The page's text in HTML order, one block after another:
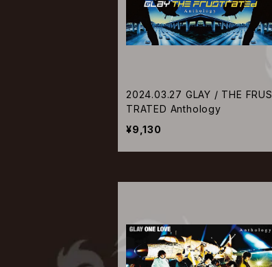
2024.03.27 GLAY / THE FRUS
TRATED Anthology
¥9,130